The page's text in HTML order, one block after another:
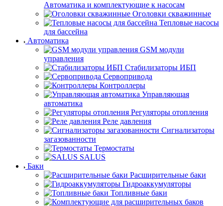
Автоматика и комплектующие к насосам
Оголовки скважинные
Тепловые насосы
для бассейна
Автоматика
GSM модули
управления
Стабилизаторы ИБП
Сервопривода
Контроллеры
Управляющая
автоматика
Регуляторы отопления
Реле давления
Сигнализаторы
загазованности
Термостаты
SALUS
Баки
Расширительные баки
Гидроаккумуляторы
Топливные баки